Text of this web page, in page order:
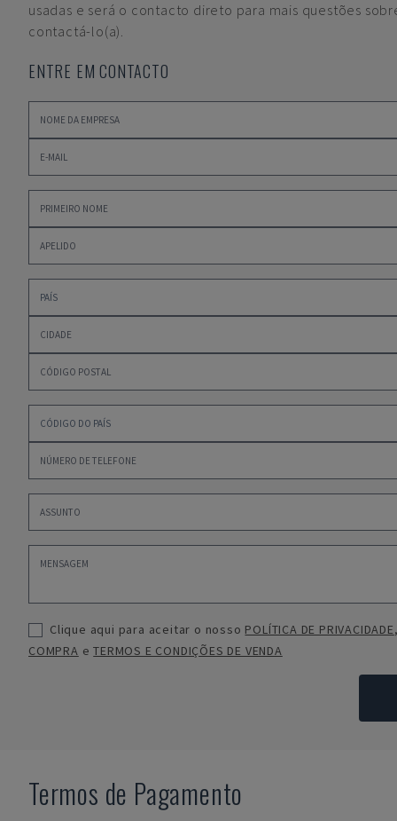
usadas e será o contacto direto para mais questões
contactá-lo(a).
ENTRE EM CONTACTO
Clique aqui para aceitar o nosso POLÍTICA DE PRIVACIDADE
COMPRA eTERMOS E CONDIÇÕES DE VENDA
Termos de Pagamento